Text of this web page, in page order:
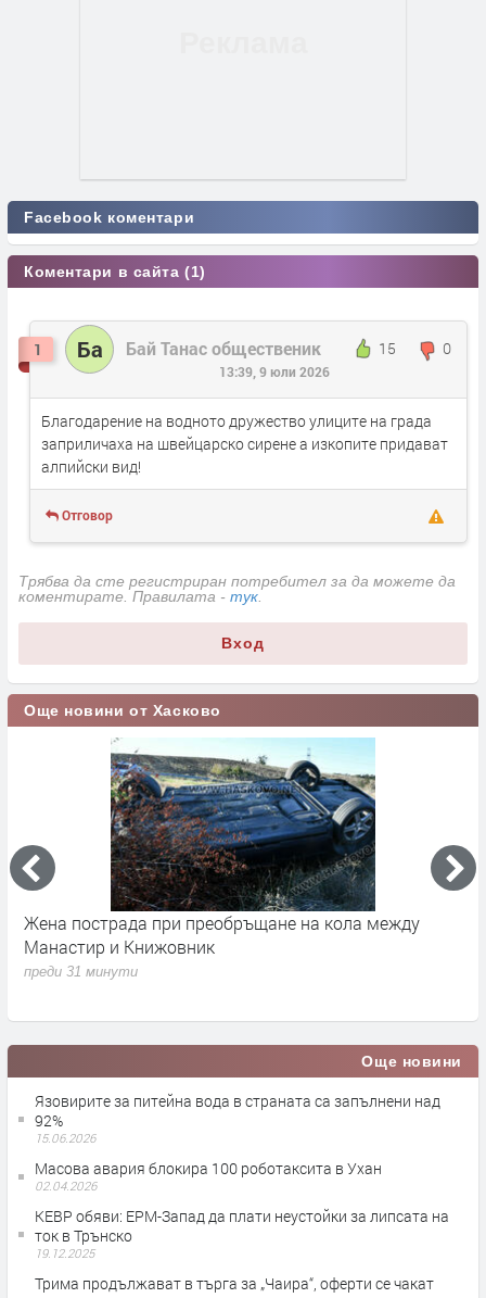
Facebook коментари
Коментари в сайта (1)
1 Ба Бай Танас общественик 15 0
13:39, 9 юли 2026
Благодарение на водното дружество улиците на града
заприличаха на швейцарско сирене а изкопите придават
алпийски вид!
Отговор
Трябва да сте регистриран потребител за да можете да
коментирате. Правилата - тук
Вход
Още новини от Хасково
Жена пострада при преобръщане на кола между
Манастир и Книжовник
преди 31 минути
Още новини
Язовирите за питейна вода в страната са запълнени над
92%
15.06.2026
Масова авария блокира 100 роботаксита в Ухан
02.04.2026
КЕВР обяви: ЕРМ-Запад да плати неустойки за липсата на
ток в Трънско
19.12.2025
Трима продължават в търга за „Чаира“, оферти се чакат